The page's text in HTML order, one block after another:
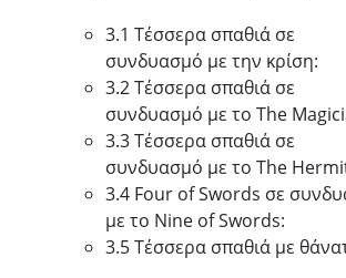
3.1 Τέσσερα σπαθιά σε
συνδυασμό με την κρίση:
3.2 Τέσσερα σπαθιά σε
συνδυασμό με το The
3.3 Τέσσερα σπαθιά σε
συνδυασμό με το The
3.4 Four of Swords σε
με το Nine of Swords:
3.5 Τέσσερα σπαθιά με